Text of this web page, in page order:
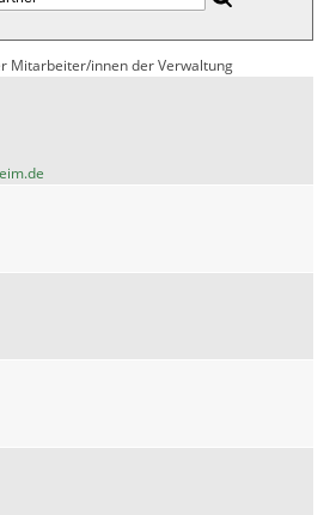
Mitarbeiter/innen der Verwaltung